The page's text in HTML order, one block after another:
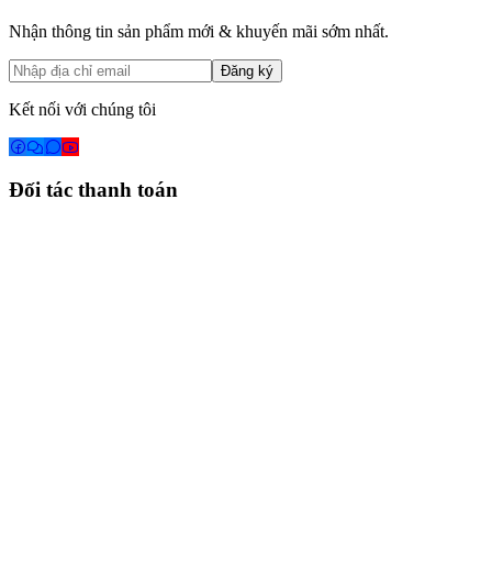
Nhận thông tin sản phẩm mới & khuyến mãi sớm nhất.
Đăng ký
Kết nối với chúng tôi
Đối tác thanh toán